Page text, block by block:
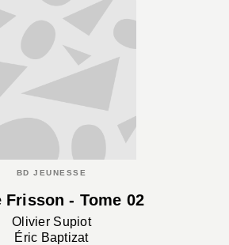
BD JEUNESSE
Frisson - Tome 02
Olivier Supiot
Éric Baptizat